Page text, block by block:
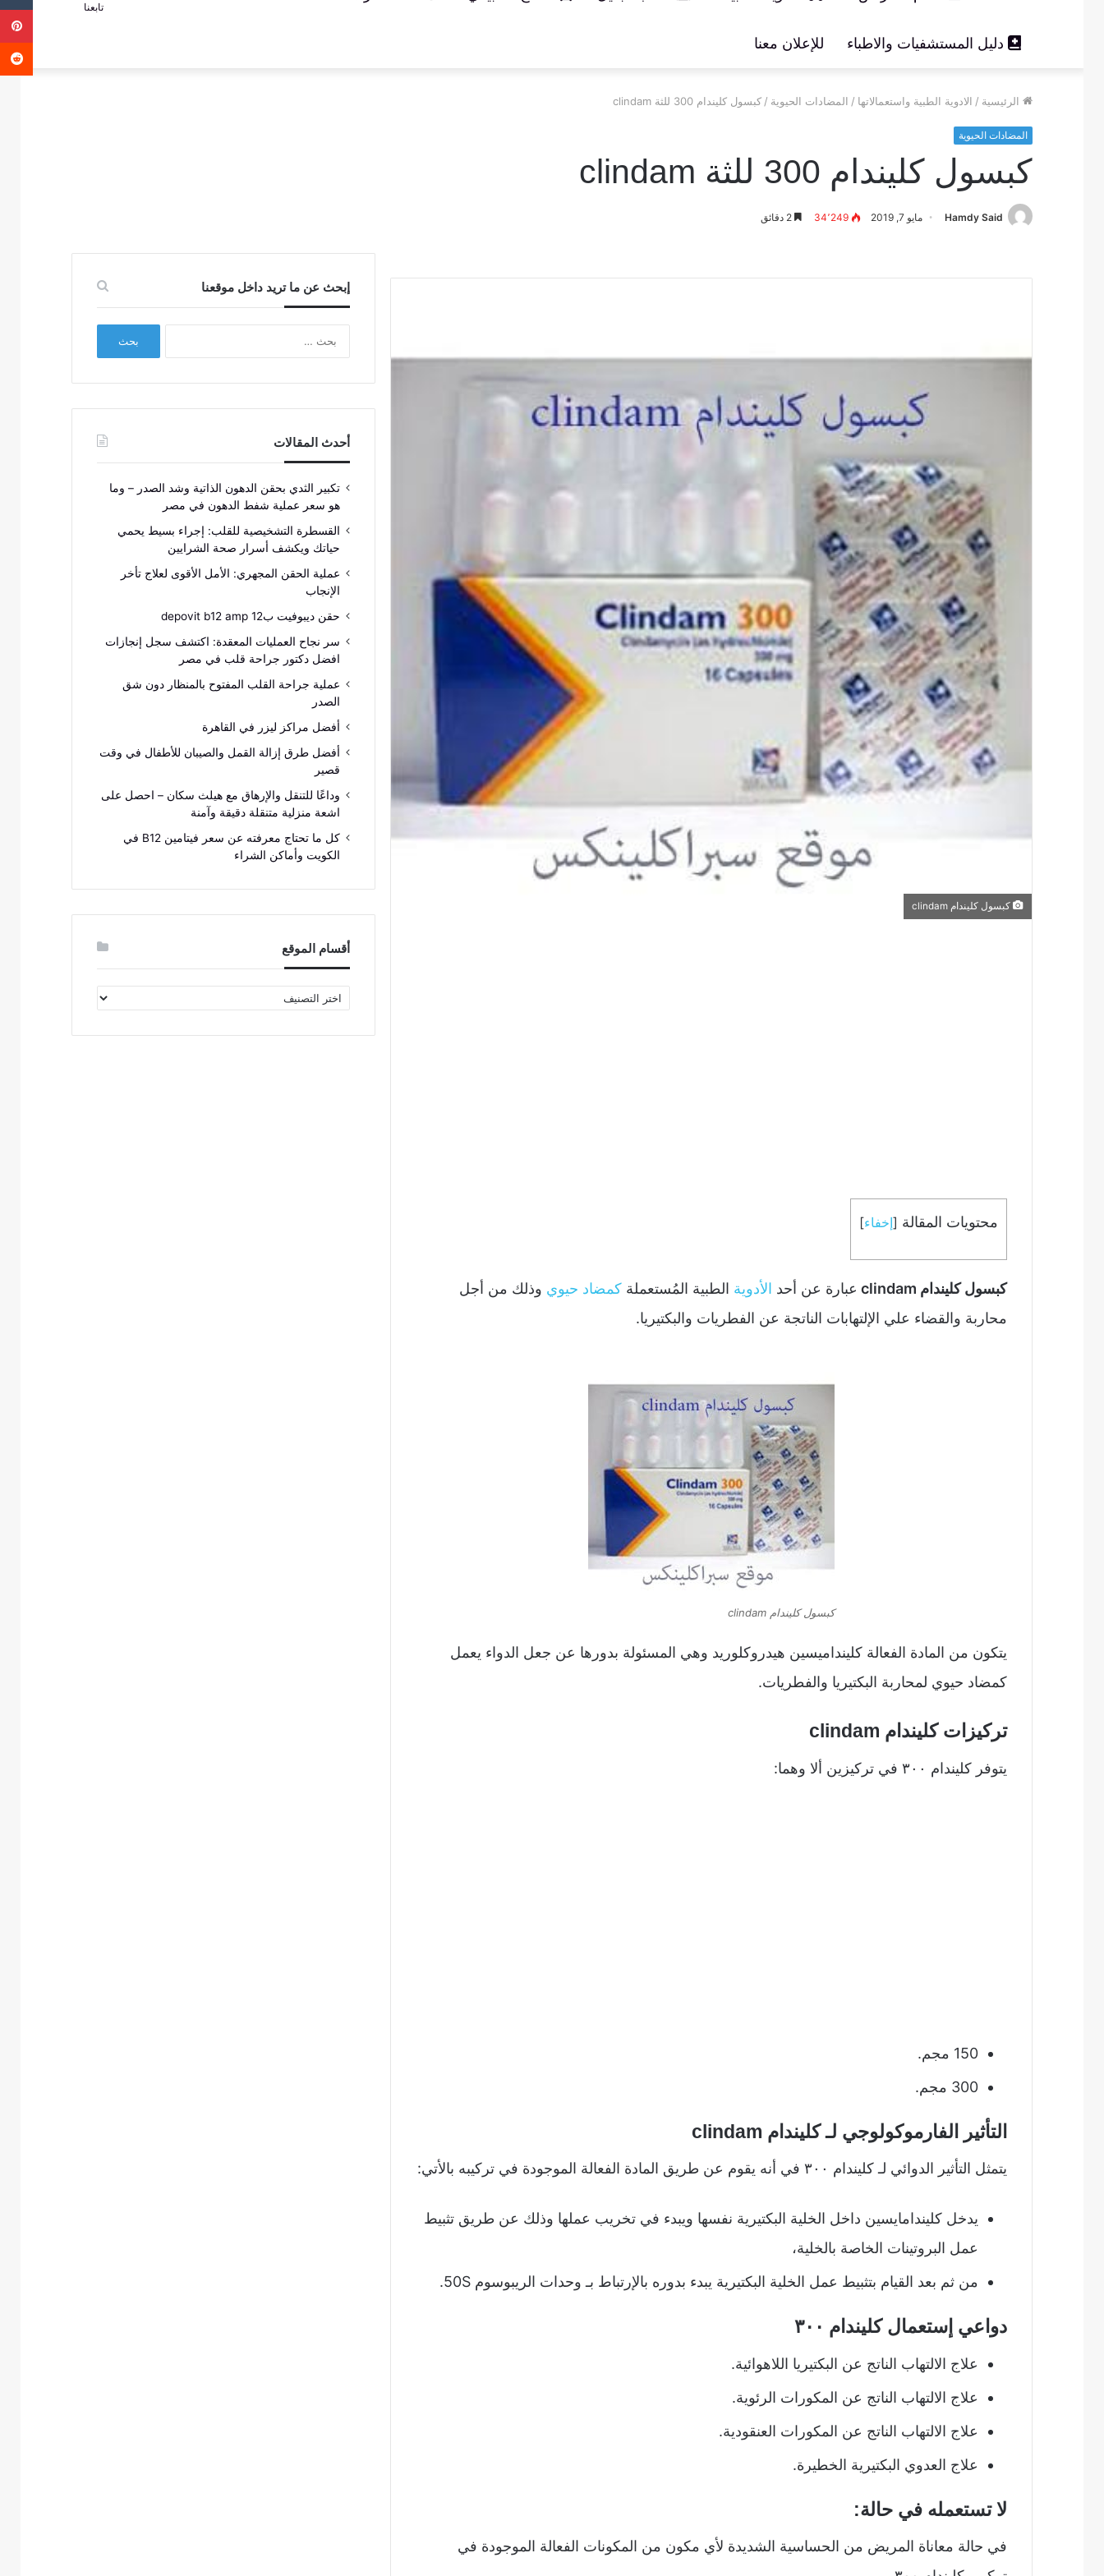
دليل المستشفيات والاطباء للإعلان معنا
تابعنا
الرئيسية / الادوية الطبية واستعمالاتها / المضادات الحيوية / كبسول كليندام 300 للثة clindam
المضادات الحيوية
كبسول كليندام 300 للثة clindam
Hamdy Said مايو 7, 2019 34٬249
كبسول كليندام clindam
محتويات المقالة [إخفاء]
كبسول كليندام clindam عبارة عن أحد الأدوية الطبية المُستعملة كمضاد حيوي وذلك من أجل
محاربة والقضاء علي الإلتهابات الناتجة عن الفطريات والبكتيريا.
كبسول كليندام clindam
يتكون من المادة الفعالة كلينداميسين هيدروكلوريد وهي المسئولة بدورها عن جعل الدواء يعمل
كمضاد حيوي لمحاربة البكتيريا والفطريات.
تركيزات كليندام clindam
يتوفر كليندام ٣٠٠ في تركيزين ألا وهما:
150 مجم.
300 مجم.
التأثير الفارموكولوجي لـ كليندام clindam
يتمثل التأثير الدوائي لـ كليندام ٣٠٠ في أنه يقوم عن طريق المادة الفعالة الموجودة في تركيبه بالأتي:
يدخل كليندامايسين داخل الخلية البكتيرية نفسها ويبدء في تخريب عملها وذلك عن طريق تثبيط
عمل البروتينات الخاصة بالخلية،
من ثم بعد القيام بتثبيط عمل الخلية البكتيرية يبدء بدوره بالإرتباط بـ وحدات الريبوسوم 50S.
دواعي إستعمال كليندام ٣٠٠
علاج الالتهاب الناتج عن البكتيريا اللاهوائية.
علاج الالتهاب الناتج عن المكورات الرئوية.
علاج الالتهاب الناتج عن المكورات العنقودية.
علاج العدوي البكتيرية الخطيرة.
لا تستعمله في حالة:
في حالة معاناة المريض من الحساسية الشديدة لأي مكون من المكونات الفعالة الموجودة في
إبحث عن ما تريد داخل موقعنا
أحدث المقالات
تكبير الثدي بحقن الدهون الذاتية وشد الصدر – وما
هو سعر عملية شفط الدهون في مصر
القسطرة التشخيصية للقلب: إجراء بسيط يحمي
حياتك ويكشف أسرار صحة الشرايين
عملية الحقن المجهري: الأمل الأقوى لعلاج تأخر
الإنجاب
حقن ديبوفيت ب12 depovit b12 amp
سر نجاح العمليات المعقدة: اكتشف سجل إنجازات
افضل دكتور جراحة قلب في مصر
عملية جراحة القلب المفتوح بالمنظار دون شق
الصدر
أفضل مراكز ليزر في القاهرة
أفضل طرق إزالة القمل والصيبان للأطفال في وقت
قصير
وداعًا للتنقل والإرهاق مع هيلث سكان – احصل على
اشعة منزلية متنقلة دقيقة وآمنة
كل ما تحتاج معرفته عن سعر فيتامين B12 في
الكويت وأماكن الشراء
أقسام الموقع
أقسام
الموقع